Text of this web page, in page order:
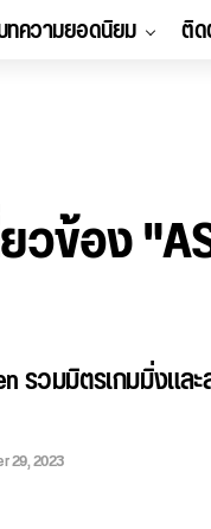
ทความยอดนิยม ติ
ข้อง
รวมมิตรเกมมิ่งแ
29, 2023